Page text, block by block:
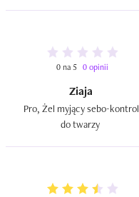
0 na 5 0 opinii
Ziaja
Pro, Żel myjący sebo-kontrol